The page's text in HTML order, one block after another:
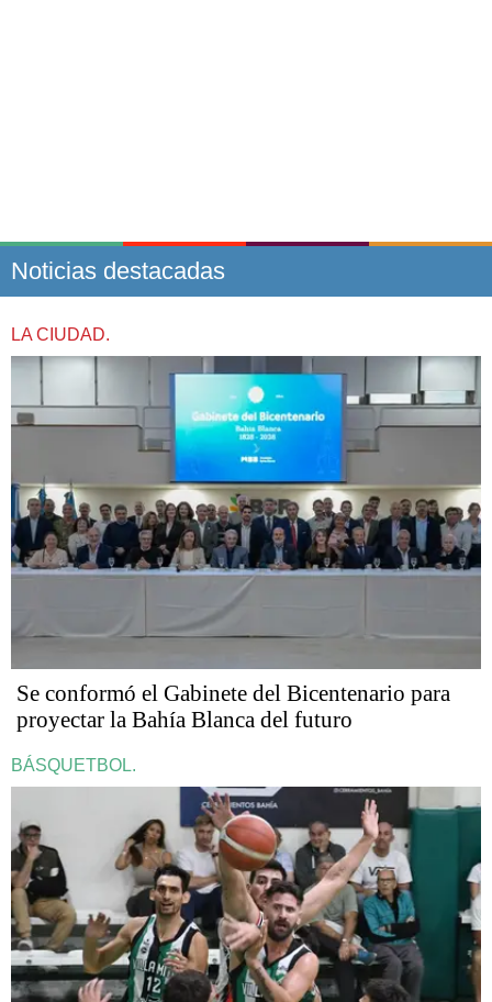
Noticias destacadas
LA CIUDAD.
Se conformó el Gabinete del Bicentenario para
proyectar la Bahía Blanca del futuro
BÁSQUETBOL.